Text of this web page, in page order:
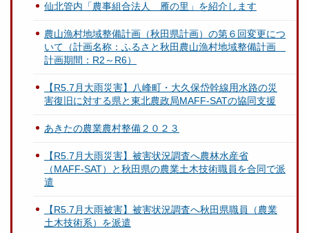
仙北管内「農事組合法人 雁の里」を紹介します
農山漁村地域整備計画（秋田県計画）の第６回変更につ
いて（計画名称：ふるさと秋田農山漁村地域整備計画
計画期間：R2～R6）
【R5.7月大雨災害】八峰町・大久保岱幹線用水路の災
害復旧に対する県と東北農政局MAFF-SATの協同支援
あきたの農業農村整備２０２３
【R5.7月大雨災害】被害状況調査へ農林水産省
（MAFF-SAT）と秋田県の農業土木技術職員を合同で派
遣
【R5.7月大雨被害】被害状況調査へ秋田県職員（農業
土木技術系）を派遣